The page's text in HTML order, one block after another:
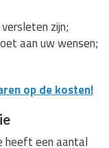
zijn;
aan uw wensen;
op de kosten!
heeft een aantal